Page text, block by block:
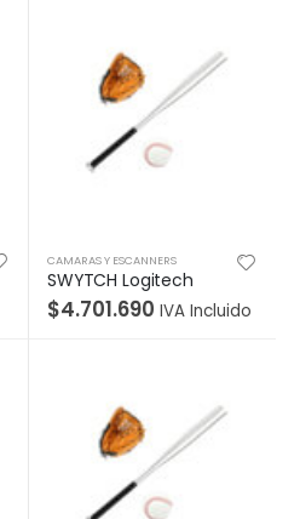
CAMARAS Y ESCANNERS
SWYTCH Logitech
$4.701.690 IVA Incluido